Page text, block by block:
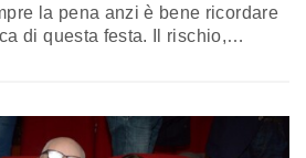
la pena anzi è bene ricordare
di questa festa. Il rischio,
di questa data.…